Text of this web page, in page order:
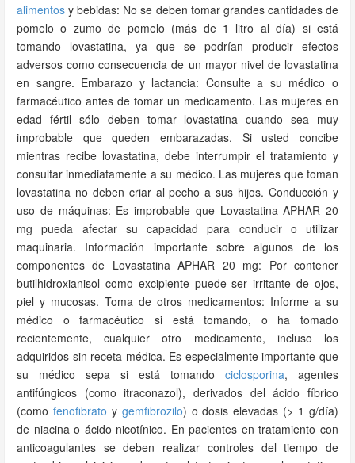
alimentos y bebidas: No se deben tomar grandes cantidades de
pomelo o zumo de pomelo (más de 1 litro al día) si está
tomando lovastatina, ya que se podrían producir efectos
adversos como consecuencia de un mayor nivel de lovastatina
en sangre. Embarazo y lactancia: Consulte a su médico o
farmacéutico antes de tomar un medicamento. Las mujeres en
edad fértil sólo deben tomar lovastatina cuando sea muy
improbable que queden embarazadas. Si usted concibe
mientras recibe lovastatina, debe interrumpir el tratamiento y
consultar inmediatamente a su médico. Las mujeres que toman
lovastatina no deben criar al pecho a sus hijos. Conducción y
uso de máquinas: Es improbable que Lovastatina APHAR 20
mg pueda afectar su capacidad para conducir o utilizar
maquinaria. Información importante sobre algunos de los
componentes de Lovastatina APHAR 20 mg: Por contener
butilhidroxianisol como excipiente puede ser irritante de ojos,
piel y mucosas. Toma de otros medicamentos: Informe a su
médico o farmacéutico si está tomando, o ha tomado
recientemente, cualquier otro medicamento, incluso los
adquiridos sin receta médica. Es especialmente importante que
su médico sepa si está tomando ciclosporina, agentes
antifúngicos (como itraconazol), derivados del ácido fíbrico
(como fenofibrato y gemfibrozilo) o dosis elevadas (> 1 g/día)
de niacina o ácido nicotínico. En pacientes en tratamiento con
anticoagulantes se deben realizar controles del tiempo de